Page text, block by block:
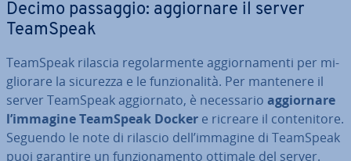
Decimo passaggio: ag­gior­na­re il server
TeamSpeak
TeamSpeak rilascia re­go­lar­men­te ag­gior­na­men­ti per mi­
glio­ra­re la sicurezza e le fun­zio­na­li­tà. Per mantenere il
server TeamSpeak ag­gior­na­to, è ne­ces­sa­rio ag­gior­na­re
l’immagine TeamSpeak Docker e ricreare il con­te­ni­to­re.
Seguendo le note di rilascio dell’immagine di TeamSpeak
puoi garantire un fun­zio­na­men­to ottimale del server.